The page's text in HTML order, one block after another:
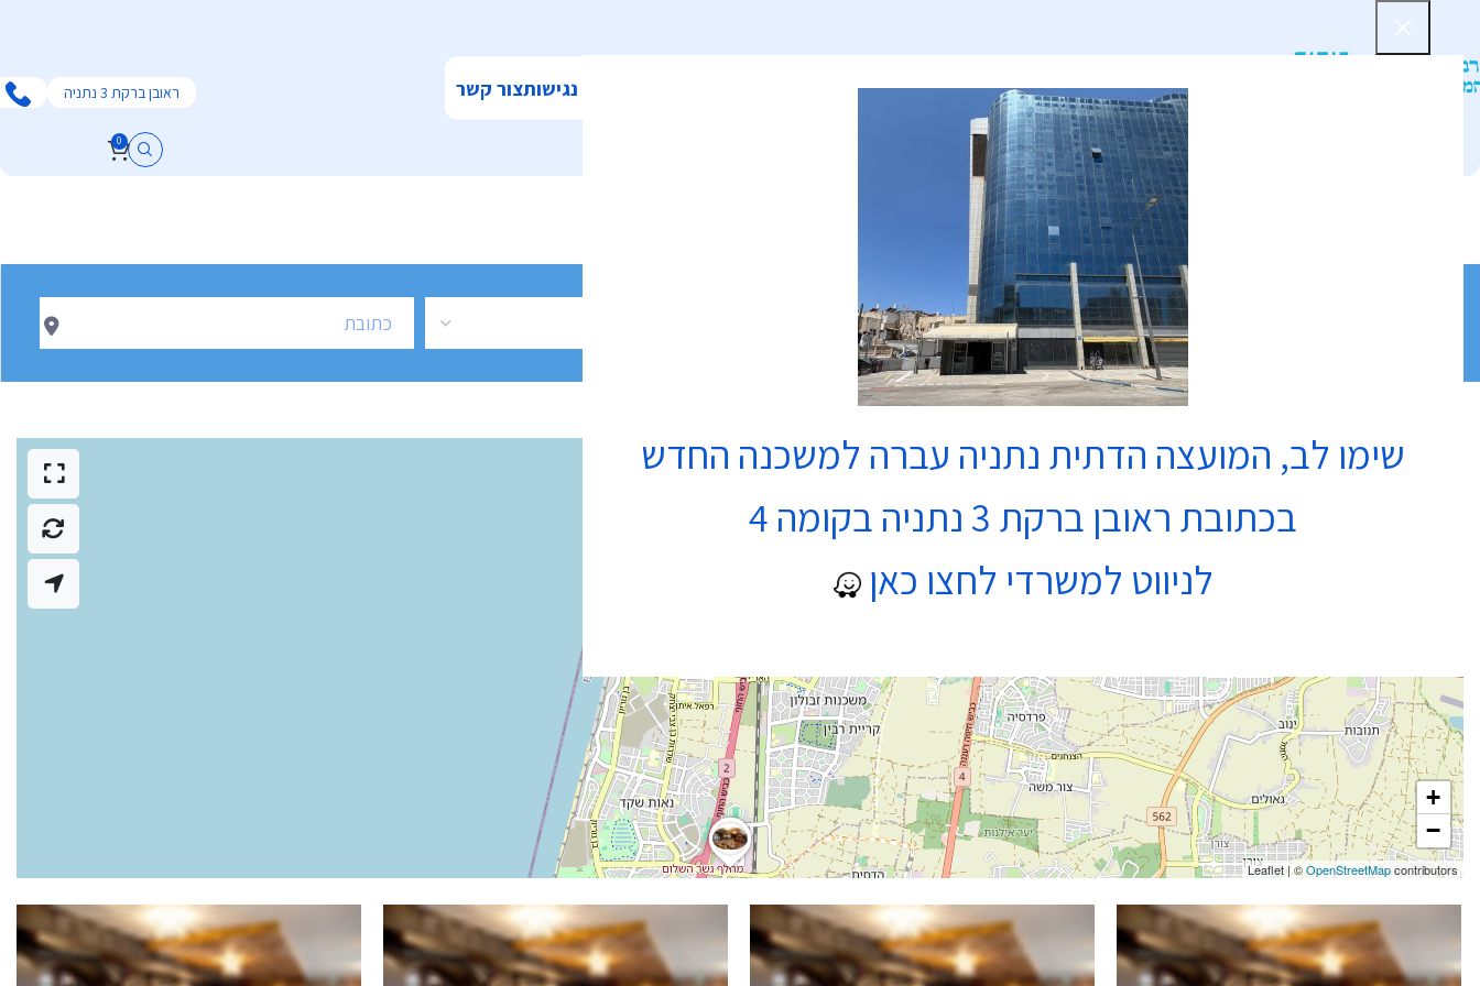
שימו לב, המועצה הדתית נתניה עברה למשכנה החדש
בכתובת ראובן ברקת 3 נתניה בקומה 4
לניווט למשרדי לחצו כאן
דף הביתאודות המועצה הצהרת נגישותצור קשר ראובן ברקת 3 נתניה
0
+
−
Leaflet| ©OpenStreetMapcontributors